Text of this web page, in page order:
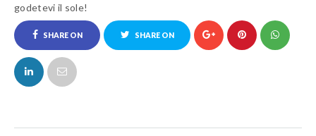
godetevi il sole!
SHARE ON
FACEBOOK
SHARE ON